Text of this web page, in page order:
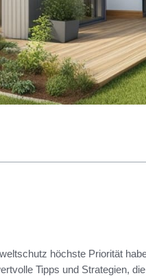
höchste Priorität
Tipps und Strategien,